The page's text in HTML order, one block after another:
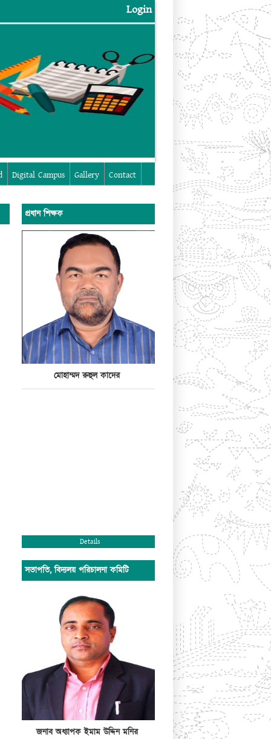
Login
Digital Campus Gallery Contact
প্রধান শিক্ষক
মোহাম্মদ রুহুল কাদের
Details
সভাপতি, বিদ্যলয় পরিচালনা কমিটি
জনাব অধ্যাপক ইমাম উদ্দিন মনির